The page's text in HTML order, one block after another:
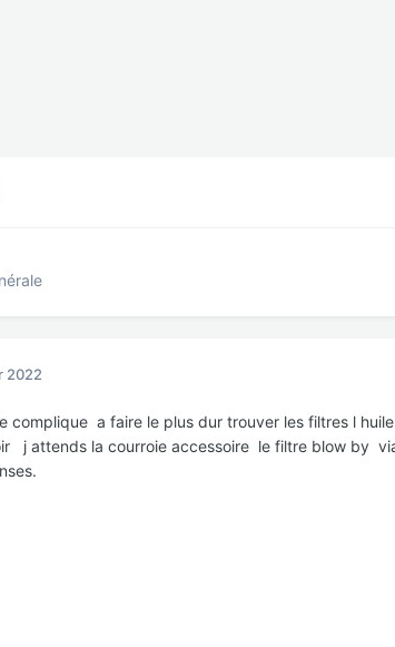
2022
complique a faire le plus dur trouver les filtres l
j attends la courroie accessoire le filtre blow by